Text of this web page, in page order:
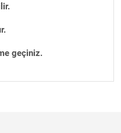
geçiniz.